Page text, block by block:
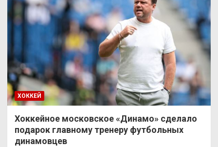
ХОККЕЙ
Хоккейное московское «Динамо» сделало
подарок главному тренеру футбольных
динамовцев